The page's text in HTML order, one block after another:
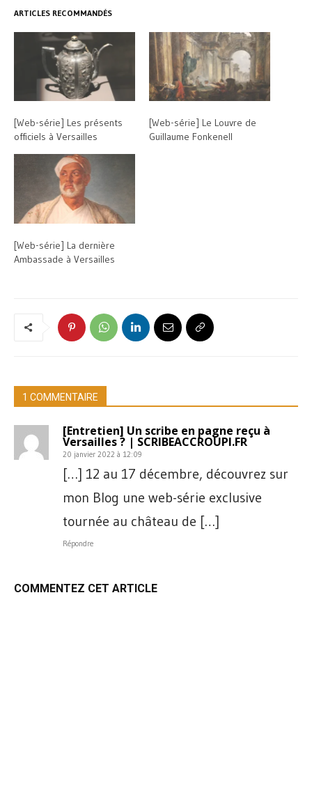
ARTICLES RECOMMANDÉS
[Web-série] Les présents
officiels à Versailles
[Web-série] Le Louvre de
Guillaume Fonkenell
[Web-série] La dernière
Ambassade à Versailles
1 COMMENTAIRE
[Entretien] Un scribe en pagne reçu à
Versailles ? | SCRIBEACCROUPI.FR
20 janvier 2022 à 12:09
[…] 12 au 17 décembre, découvrez sur
mon Blog une web-série exclusive
tournée au château de […]
Répondre
COMMENTEZ CET ARTICLE